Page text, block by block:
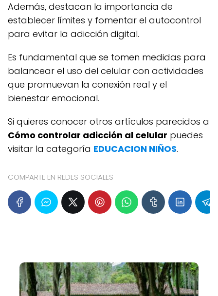
Además, destacan la importancia de
establecer límites y fomentar el autocontrol
para evitar la adicción digital.
Es fundamental que se tomen medidas para
balancear el uso del celular con actividades
que promuevan la conexión real y el
bienestar emocional.
Si quieres conocer otros artículos parecidos a
Cómo controlar adicción al celular puedes
visitar la categoría EDUCACION NIÑOS.
COMPARTE EN REDES SOCIALES